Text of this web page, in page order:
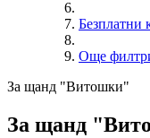
Безплатни
Още
За щанд "Витошки"
За щанд